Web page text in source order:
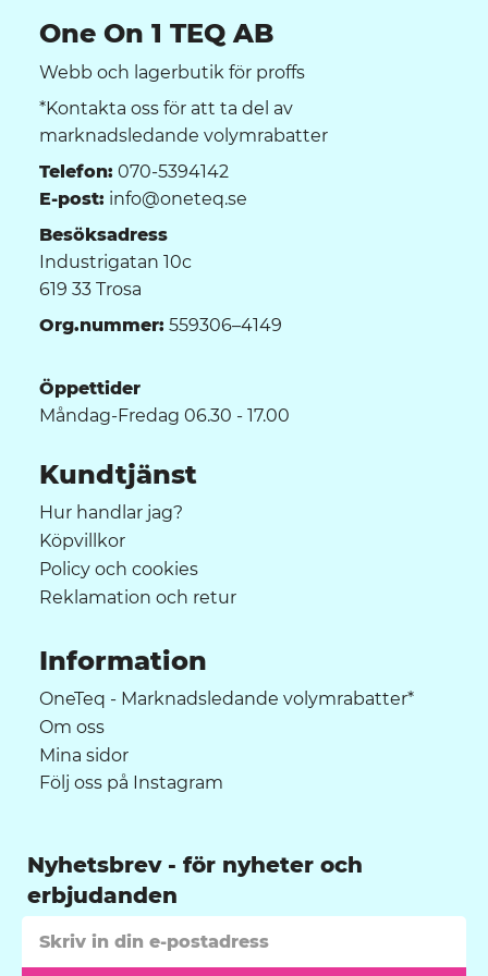
One On 1 TEQ AB
Webb och lagerbutik för proffs
*Kontakta oss för att ta del av
marknadsledande volymrabatter
Telefon: 070-5394142
E-post: info@oneteq.se
Besöksadress
Industrigatan 10c
619 33 Trosa
Org.nummer: 559306–4149
Öppettider
Måndag-Fredag 06.30 - 17.00
Kundtjänst
Hur handlar jag?
Köpvillkor
Policy och cookies
Reklamation och retur
Information
OneTeq - Marknadsledande volymrabatter*
Om oss
Mina sidor
Följ oss på Instagram
Nyhetsbrev